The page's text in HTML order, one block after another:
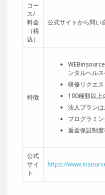
コー
ス/
料金
（税
込）
公式サイトから問い
特徴
ンタルヘルス
研修リクエ
100種類以上
法人プラン
プログラミ
返金保証制度
公式
サイ
ト
https://